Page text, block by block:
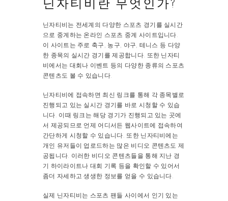
닌자티비란 무엇인가?
닌자티비는 전세계의 다양한 스포츠 경기를 실시간
으로 중계하는 온라인 스포츠 중계 사이트입니다.
이 사이트는 주로 축구, 농구, 야구, 테니스 등 다양
한 종목의 실시간 경기를 제공합니다. 또한 닌자티
비에서는 대회나 이벤트 등의 다양한 종류의 스포츠
콘텐츠도 볼 수 있습니다.
닌자티비에 접속하면 최신 링크를 통해 각 종목별로
진행되고 있는 실시간 경기를 바로 시청할 수 있습
니다. 이때 링크는 해당 경기가 진행되고 있는 곳에
서 제공되므로 언제 어디서든 웹사이트에 접속하여
간단하게 시청할 수 있습니다. 또한 닌자티비에는
개인 유저들이 업로드하는 많은 비디오 콘텐츠도 제
공됩니다. 이러한 비디오 콘텐츠들을 통해 지난 경
기 하이라이트나 대회 기록 등을 확인할 수 있어서
좀더 자세하고 생생한 정보를 얻을 수 있습니다.
실제 닌자티비는 스포츠 팬들 사이에서 인기 있는